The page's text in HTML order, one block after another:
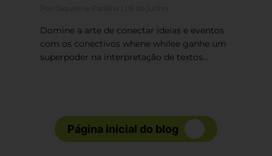
Domine a arte de conectar ideias e eventos
com os conectivos whene whilee ganhe um
superpoder na interpretação de textos...
Página inicial do blog